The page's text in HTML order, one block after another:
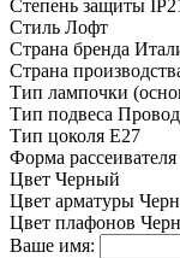
Степень защиты
Стиль Лофт
Страна бренда
Страна
Тип лампочки
Тип подвеса Провод
Тип цоколя E27
Форма рассеивателя
Цвет Черный
Цвет арматуры
Цвет плафонов
Ваше имя: